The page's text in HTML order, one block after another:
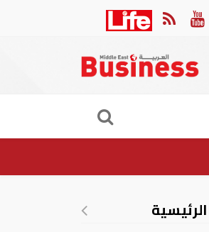
المشترك بين السعودية وتركيا وباكستان
الرئيسية